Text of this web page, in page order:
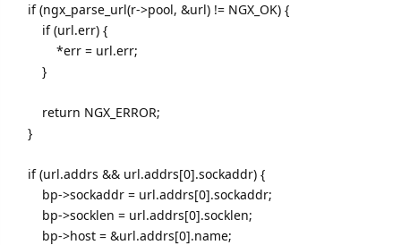
if (ngx_parse_url(r->pool, &url) != NGX_OK) {
if (url.err) {
*err = url.err;
}
return NGX_ERROR;
}
if (url.addrs && url.addrs[0].sockaddr) {
bp->sockaddr = url.addrs[0].sockaddr;
bp->socklen = url.addrs[0].socklen;
bp->host = &url.addrs[0].name;